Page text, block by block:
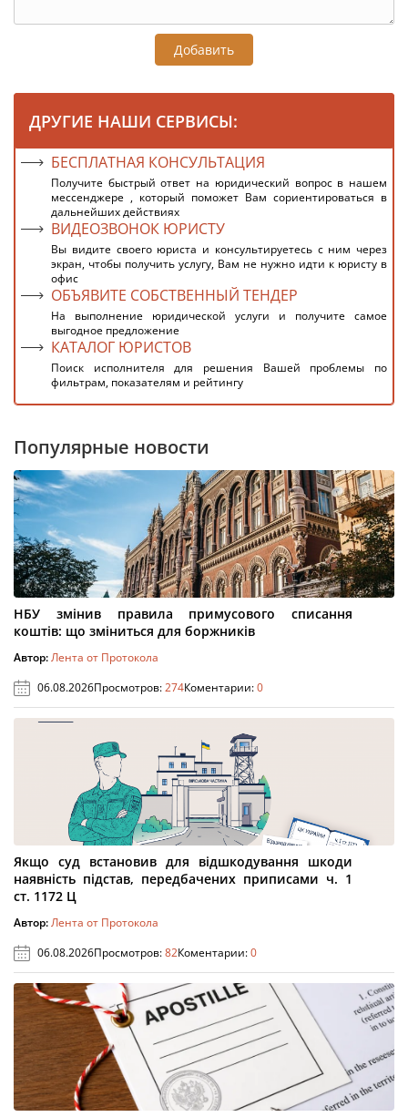
Добавить
ДРУГИЕ НАШИ СЕРВИСЫ:
БЕСПЛАТНАЯ КОНСУЛЬТАЦИЯ
Получите быстрый ответ на юридический вопрос в нашем
мессенджере , который поможет Вам сориентироваться в
дальнейших действиях
ВИДЕОЗВОНОК ЮРИСТУ
Вы видите своего юриста и консультируетесь с ним через
экран, чтобы получить услугу, Вам не нужно идти к юристу в
офис
ОБЪЯВИТЕ СОБСТВЕННЫЙ ТЕНДЕР
На выполнение юридической услуги и получите самое
выгодное предложение
КАТАЛОГ ЮРИСТОВ
Поиск исполнителя для решения Вашей проблемы по
фильтрам, показателям и рейтингу
Популярные новости
НБУ змінив правила примусового списання
коштів: що зміниться для боржників
Автор:Лента от Протокола
06.08.2026Просмотров:274Коментарии:0
Якщо суд встановив для відшкодування шкоди
наявність підстав, передбачених приписами ч. 1
ст. 1172 Ц
Автор:Лента от Протокола
06.08.2026Просмотров:82Коментарии:0